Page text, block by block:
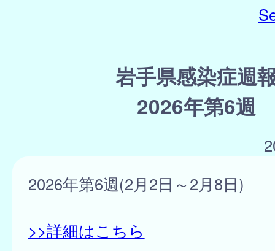
岩手県感染症週
2026年第6週
2026年第6週(2月2日～2月8日)
>>詳細はこちら